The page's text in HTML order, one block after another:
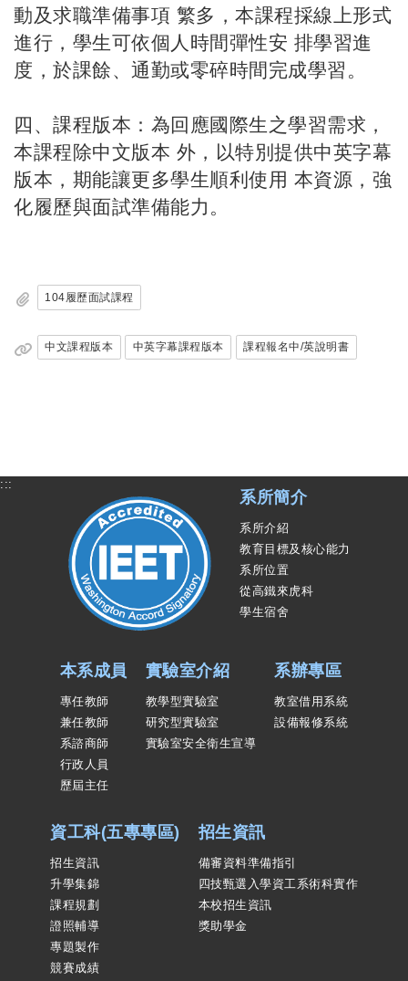
動及求職準備事項 繁多，本課程採線上形式
進行，學生可依個人時間彈性安 排學習進
度，於課餘、通勤或零碎時間完成學習。
四、課程版本：為回應國際生之學習需求，
本課程除中文版本 外，以特別提供中英字幕
版本，期能讓更多學生順利使用 本資源，強
化履歷與面試準備能力。
104履歷面試課程
中文課程版本 中英字幕課程版本 課程報名中/英說明書
:::
系所簡介
系所介紹
教育目標及核心能力
系所位置
從高鐵來虎科
學生宿舍
本系成員
專任教師
兼任教師
系諮商師
行政人員
歷屆主任
實驗室介紹
教學型實驗室
研究型實驗室
實驗室安全衛生宣導
系辦專區
教室借用系統
設備報修系統
資工科(五專專區)
招生資訊
升學集錦
課程規劃
證照輔導
專題製作
競賽成績
招生資訊
備審資料準備指引
四技甄選入學資工系術科實作
本校招生資訊
獎助學金